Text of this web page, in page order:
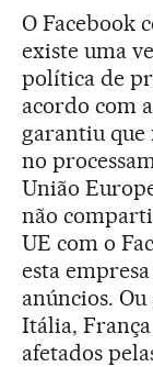
O Facebook
existe uma
política de
acordo com
garantiu que
no
União
não
UE com o
esta
anúncios. Ou
Itália,
afetados